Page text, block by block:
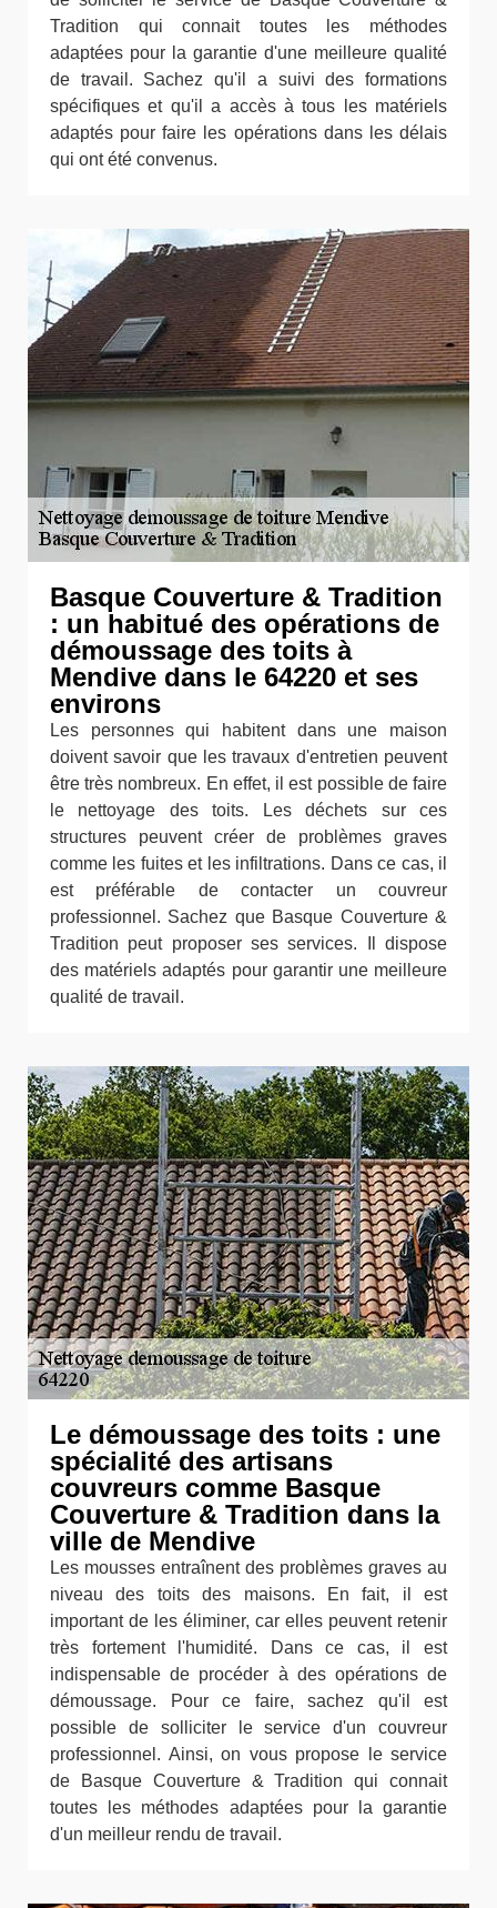
Tradition qui connait toutes les méthodes
adaptées pour la garantie d'une meilleure qualité
de travail. Sachez qu'il a suivi des formations
spécifiques et qu'il a accès à tous les matériels
adaptés pour faire les opérations dans les délais
qui ont été convenus.
Basque Couverture & Tradition
: un habitué des opérations de
démoussage des toits à
Mendive dans le 64220 et ses
environs
Les personnes qui habitent dans une maison
doivent savoir que les travaux d'entretien peuvent
être très nombreux. En effet, il est possible de faire
le nettoyage des toits. Les déchets sur ces
structures peuvent créer de problèmes graves
comme les fuites et les infiltrations. Dans ce cas, il
est préférable de contacter un couvreur
professionnel. Sachez que Basque Couverture &
Tradition peut proposer ses services. Il dispose
des matériels adaptés pour garantir une meilleure
qualité de travail.
Le démoussage des toits : une
spécialité des artisans
couvreurs comme Basque
Couverture & Tradition dans la
ville de Mendive
Les mousses entraînent des problèmes graves au
niveau des toits des maisons. En fait, il est
important de les éliminer, car elles peuvent retenir
très fortement l'humidité. Dans ce cas, il est
indispensable de procéder à des opérations de
démoussage. Pour ce faire, sachez qu'il est
possible de solliciter le service d'un couvreur
professionnel. Ainsi, on vous propose le service
de Basque Couverture & Tradition qui connait
toutes les méthodes adaptées pour la garantie
d'un meilleur rendu de travail.